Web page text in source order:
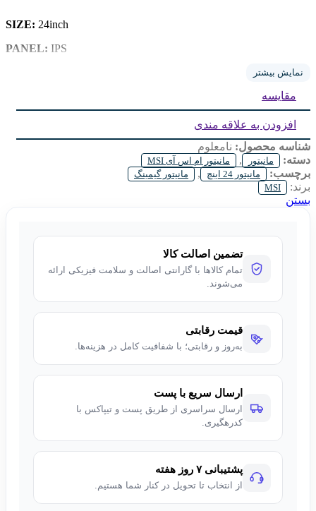
SIZE: 24inch
IPS
نمایش بیشتر
مقایسه
افزودن به علاقه مندی
شناسه محصول: نامعلوم
دسته:
مانیتور , مانیتور ام اس آی MSI
برچسب: مانیتور 24 اینچ , مانیتور گیمینگ
برند: MSI
بستن
تضمین اصالت کالا
تمام کالاها با گارانتی اصالت و سلامت فیزیکی ارائه
می‌شوند.
قیمت رقابتی
به‌روز و رقابتی؛ با شفافیت کامل در هزینه‌ها.
ارسال سریع با پست
ارسال سراسری از طریق پست و تیپاکس با
کدرهگیری.
پشتیبانی ۷ روز هفته
از انتخاب تا تحویل در کنار شما هستیم.